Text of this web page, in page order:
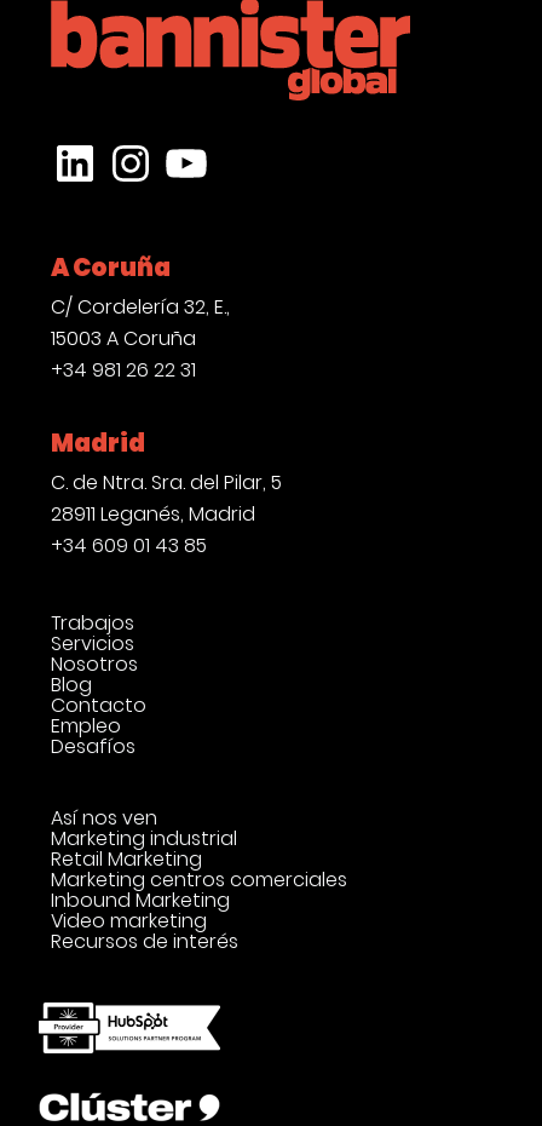
CONTACTO
LinkedIn Instagram YouTube
A Coruña
C/ Cordelería 32, E.,
15003 A Coruña
+34 981 26 22 31
Madrid
C. de Ntra. Sra. del Pilar, 5
28911 Leganés, Madrid
+34 609 01 43 85
Trabajos
Servicios
Nosotros
Blog
Contacto
Empleo
Desafíos
Así nos ven
Marketing industrial
Retail Marketing
Marketing centros comerciales
Inbound Marketing
Video marketing
Recursos de interés